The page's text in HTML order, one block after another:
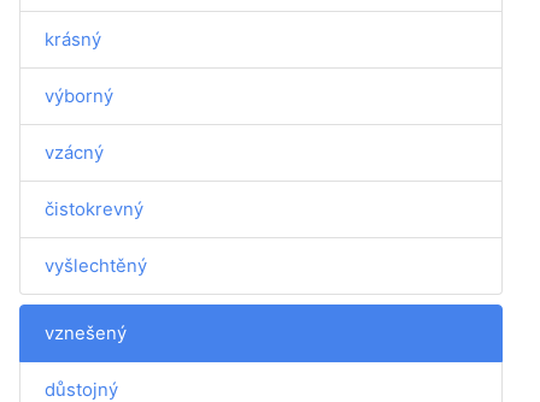
krásný
výborný
vzácný
čistokrevný
vyšlechtěný
vznešený
důstojný